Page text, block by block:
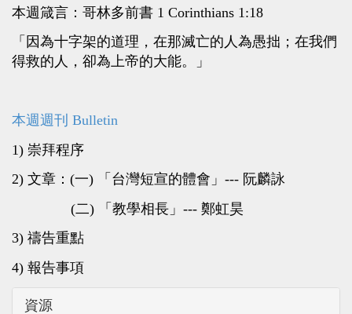
本週箴言：哥林多前書 1 Corinthians 1:18
「因為十字架的道理，在那滅亡的人為愚拙；在我們
得救的人，卻為上帝的大能。」
本週週刊 Bulletin
1) 崇拜程序
2) 文章：(一) 「台灣短宣的體會」--- 阮麟詠
(二) 「教學相長」--- 鄭虹昊
3) 禱告重點
4) 報告事項
資源